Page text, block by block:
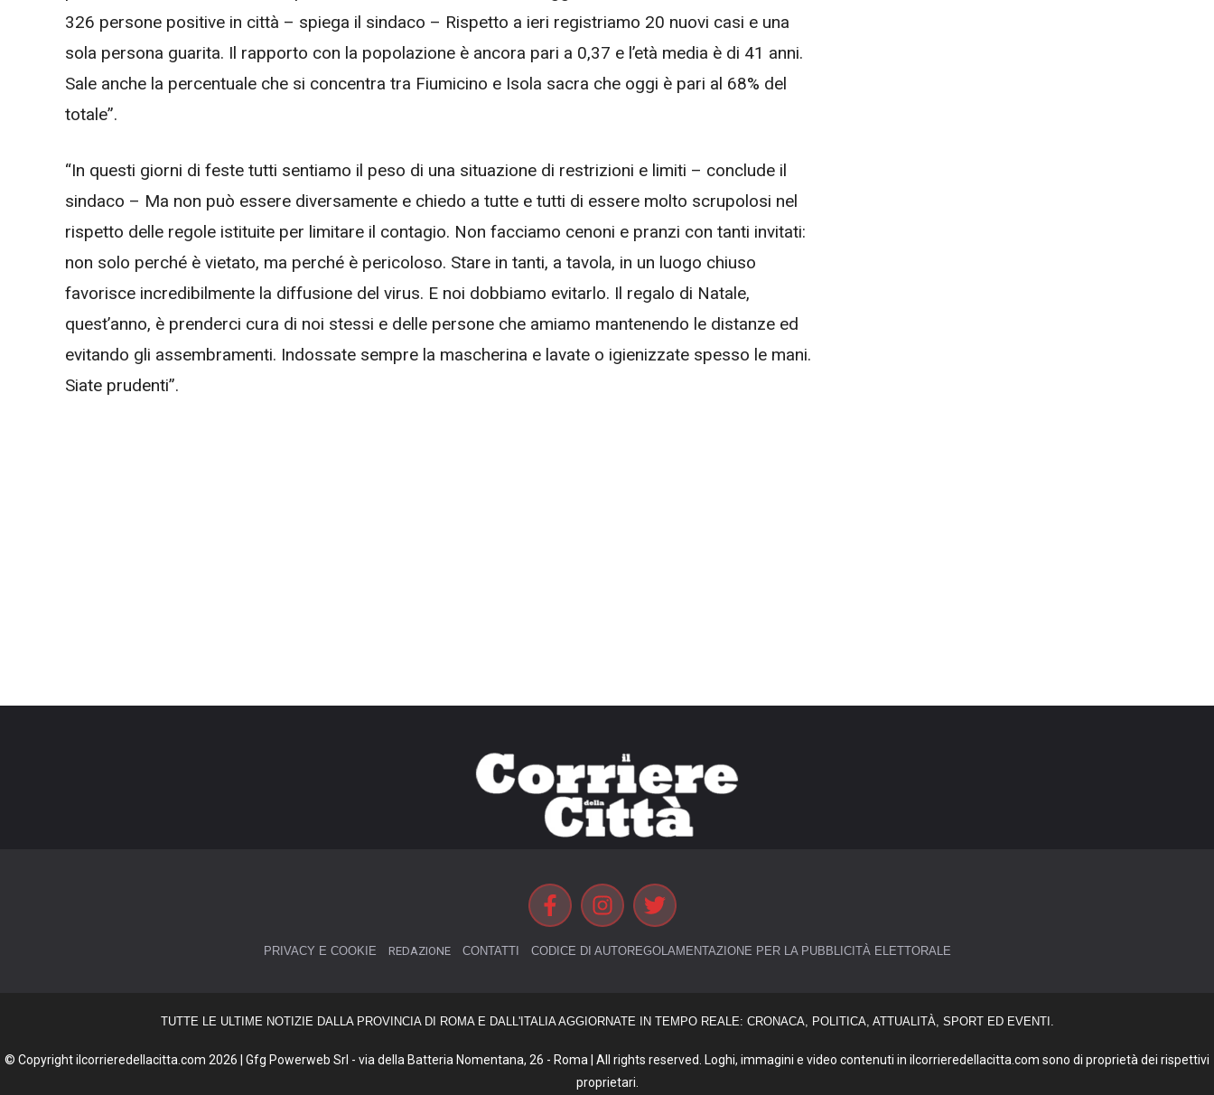
326 persone positive in città – spiega il sindaco – Rispetto a ieri registriamo 20 nuovi casi e una
sola persona guarita. Il rapporto con la popolazione è ancora pari a 0,37 e l’età media è di 41 anni.
Sale anche la percentuale che si concentra tra Fiumicino e Isola sacra che oggi è pari al 68% del
totale”.
“In questi giorni di feste tutti sentiamo il peso di una situazione di restrizioni e limiti – conclude il
sindaco – Ma non può essere diversamente e chiedo a tutte e tutti di essere molto scrupolosi nel
rispetto delle regole istituite per limitare il contagio. Non facciamo cenoni e pranzi con tanti invitati:
non solo perché è vietato, ma perché è pericoloso. Stare in tanti, a tavola, in un luogo chiuso
favorisce incredibilmente la diffusione del virus. E noi dobbiamo evitarlo. Il regalo di Natale,
quest’anno, è prenderci cura di noi stessi e delle persone che amiamo mantenendo le distanze ed
evitando gli assembramenti. Indossate sempre la mascherina e lavate o igienizzate spesso le mani.
Siate prudenti”.
PRIVACY E COOKIE REDAZIONE CONTATTI CODICE DI AUTOREGOLAMENTAZIONE PER LA PUBBLICITÀ ELETTORALE
TUTTE LE ULTIME NOTIZIE DALLA PROVINCIA DI ROMA E DALL'ITALIA AGGIORNATE IN TEMPO REALE: CRONACA, POLITICA, ATTUALITÀ, SPORT ED EVENTI.
© Copyright ilcorrieredellacitta.com 2026 | Gfg Powerweb Srl - via della Batteria Nomentana, 26 - Roma | All rights reserved. Loghi, immagini e video contenuti in ilcorrieredellacitta.com sono di proprietà dei rispettivi
proprietari.